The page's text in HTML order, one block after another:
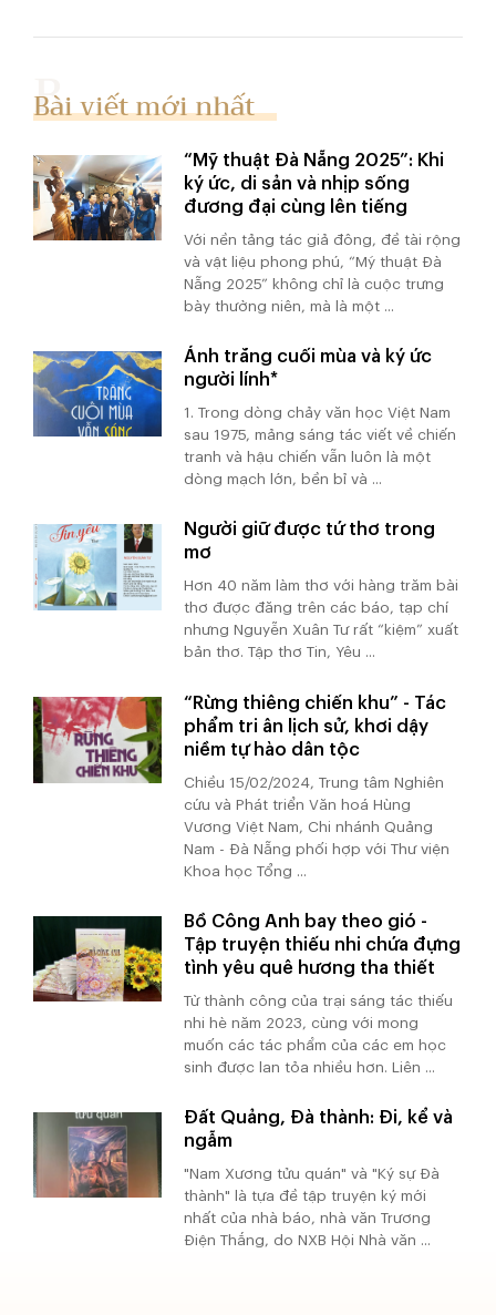
Bài viết mới nhất
“Mỹ thuật Đà Nẵng 2025”: Khi
ký ức, di sản và nhịp sống
đương đại cùng lên tiếng
Với nền tảng tác giả đông, đề tài rộng
và vật liệu phong phú, “Mỹ thuật Đà
Nẵng 2025” không chỉ là cuộc trưng
bày thường niên, mà là một ...
Ánh trăng cuối mùa và ký ức
người lính*
1. Trong dòng chảy văn học Việt Nam
sau 1975, mảng sáng tác viết về chiến
tranh và hậu chiến vẫn luôn là một
dòng mạch lớn, bền bỉ và ...
Người giữ được tứ thơ trong
mơ
Hơn 40 năm làm thơ với hàng trăm bài
thơ được đăng trên các báo, tạp chí
nhưng Nguyễn Xuân Tư rất “kiệm” xuất
bản thơ. Tập thơ Tin, Yêu ...
“Rừng thiêng chiến khu” - Tác
phẩm tri ân lịch sử, khơi dậy
niềm tự hào dân tộc
Chiều 15/02/2024, Trung tâm Nghiên
cứu và Phát triển Văn hoá Hùng
Vương Việt Nam, Chi nhánh Quảng
Nam - Đà Nẵng phối hợp với Thư viện
Khoa học Tổng ...
Bồ Công Anh bay theo gió -
Tập truyện thiếu nhi chứa đựng
tình yêu quê hương tha thiết
Từ thành công của trại sáng tác thiếu
nhi hè năm 2023, cùng với mong
muốn các tác phẩm của các em học
sinh được lan tỏa nhiều hơn. Liên ...
Đất Quảng, Đà thành: Đi, kể và
ngẫm
"Nam Xương tửu quán" và "Ký sự Đà
thành" là tựa đề tập truyện ký mới
nhất của nhà báo, nhà văn Trương
Điện Thắng, do NXB Hội Nhà văn ...